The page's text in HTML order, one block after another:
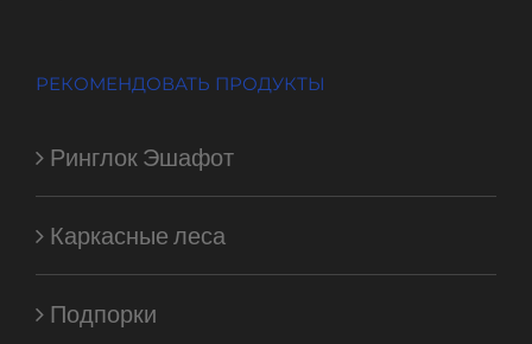
РЕКОМЕНДОВАТЬ ПРОДУКТЫ
Ринглок Эшафот
Каркасные леса
Подпорки